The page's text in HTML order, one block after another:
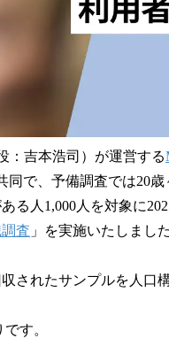
：吉本浩司）が運営する
同で、予備調査では20
る人1,000人を対象に
査 」を実施いたしまし
されたサンプルを人口
す。